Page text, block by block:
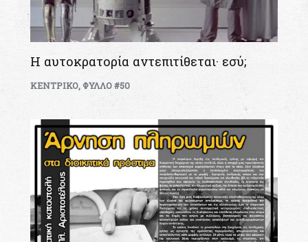
Η αυτοκρατορία αντεπιτίθεται· εσύ;
ΚΕΝΤΡΙΚΟ, ΦΥΛΛΟ #50